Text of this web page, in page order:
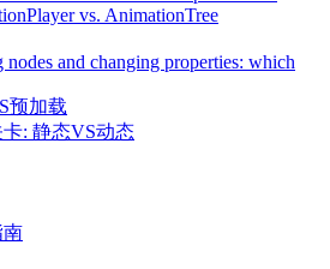
vs. AnimationTree
nodes and changing properties: which
预加载
: 静态VS动态
南